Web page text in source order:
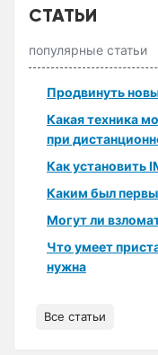
СТАТЬИ
популярные статьи
Продвинуть
Какая техника
при
Как установить
Каким был
Могут ли
Что умеет
нужна
Все статьи